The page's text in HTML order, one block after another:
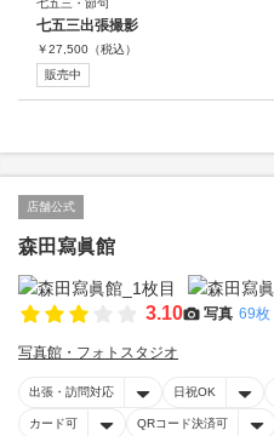
七五三・節句
七五三出張撮影
￥27,500 （税込）
販売中
店舗公式
森田寫眞館
3.10 写真 69枚
写真館・フォトスタジオ
出張・訪問対応 日祝OK
カード可 QRコード決済可